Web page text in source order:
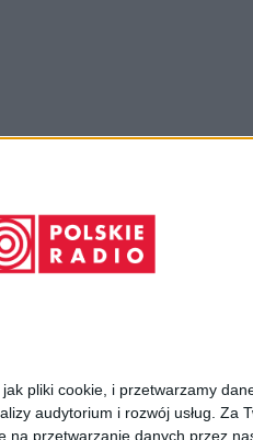
pliki cookie, i przetwarzamy
audytorium i rozwój usług. Za
przetwarzanie danych przez